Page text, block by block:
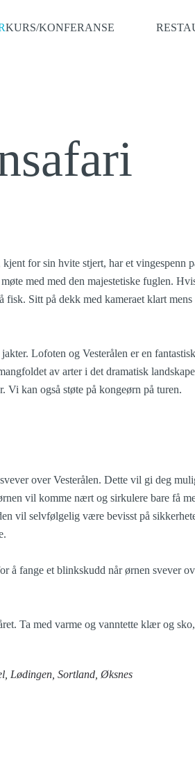
KURS/KONFERANSE
for sin hvite stjert, har et vingespenn
med med den majestetiske fuglen.
fisk. Sitt på dekk med kameraet klart
Lofoten og Vesterålen er en
av arter i det dramatisk
Vi kan også støte på kongeørn på turen.
over Vesterålen. Dette vil gi deg
vil komme nært og sirkulere bare få
vil selvfølgelig være bevisst på
å fange et blinkskudd når ørnen svever
Ta med varme og vanntette klær og
Lødingen, Sortland, Øksnes